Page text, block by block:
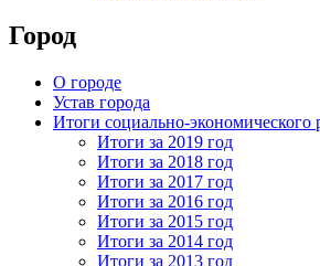
Город
О городе
Устав города
Итоги социально-экономического
Итоги за 2019 год
Итоги за 2018 год
Итоги за 2017 год
Итоги за 2016 год
Итоги за 2015 год
Итоги за 2014 год
Итоги за 2013 год